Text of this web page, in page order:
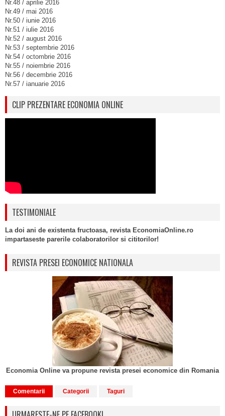
Nr.48 / aprilie 2016
Nr.49 / mai 2016
Nr.50 / iunie 2016
Nr.51 / iulie 2016
Nr.52 / august 2016
Nr.53 / septembrie 2016
Nr.54 / octombrie 2016
Nr.55 / noiembrie 2016
Nr.56 / decembrie 2016
Nr.57 / ianuarie 2016
CLIP PREZENTARE ECONOMIA ONLINE
TESTIMONIALE
La doi ani de existenta fructoasa, revista EconomiaOnline.ro
impartaseste parerile colaboratorilor si cititorilor!
REVISTA PRESEI ECONOMICE NATIONALA
Economia Online va propune revista presei economice din Romania
Comentarii Categorii Taguri